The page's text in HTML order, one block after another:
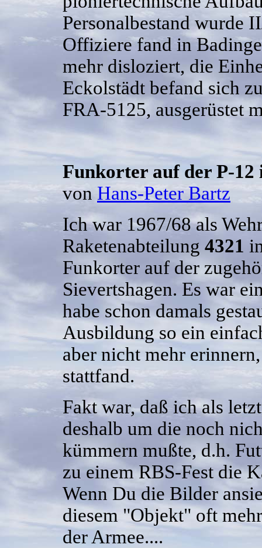
Personalbestand wurde
Offiziere fand in
mehr disloziert, die
Eckolstädt befand sich
FRA-5125, ausgerüstet
Funkorter auf der P-12
vonHans-Peter Bartz
Ich war 1967/68 als
Raketenabteilung 4321
Funkorter auf der
Sievertshagen. Es war
habe schon damals
Ausbildung so ein
aber nicht mehr
stattfand.
Fakt war, daß ich als
deshalb um die noch
kümmern mußte, d.h.
zu einem RBS-Fest die
Wenn Du die Bilder
diesem "Objekt" oft
der Armee....